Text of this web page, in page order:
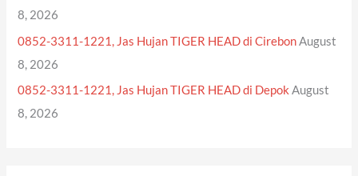
8, 2026
0852-3311-1221, Jas Hujan TIGER HEAD di Cirebon August
8, 2026
0852-3311-1221, Jas Hujan TIGER HEAD di Depok August
8, 2026